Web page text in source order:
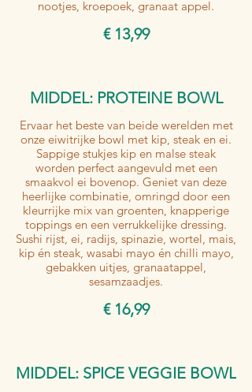
€ 13,99
MIDDEL: PROTEINE BOWL
Ervaar het beste van beide werelden met
onze eiwitrijke bowl met kip, steak en ei.
Sappige stukjes kip en malse steak
worden perfect aangevuld met een
smaakvol ei bovenop. Geniet van deze
heerlijke combinatie, omringd door een
kleurrijke mix van groenten, knapperige
toppings en een verrukkelijke dressing.
Sushi rijst, ei, radijs, spinazie, wortel, mais,
kip én steak, wasabi mayo én chilli mayo,
gebakken uitjes, granaatappel,
€ 16,99
MIDDEL: SPICE VEGGIE BOWL